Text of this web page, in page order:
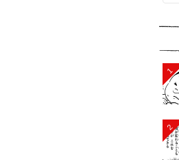
1
2